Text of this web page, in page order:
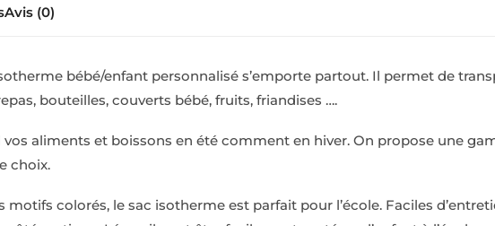
Avis (0)
bébé/enfant personnalisé s’emporte partout. Il permet de
bouteilles, couverts bébé, fruits, friandises ….
aliments et boissons en été comment en hiver. On propose une
choix.
colorés, le sac isotherme est parfait pour l’école. Faciles